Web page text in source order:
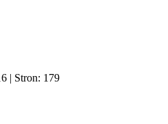
| Stron: 179